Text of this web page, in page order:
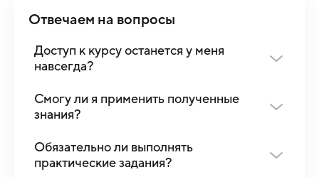
Отвечаем на вопросы
Доступ к курсу останется у меня
навсегда?
Смогу ли я применить полученные
знания?
Обязательно ли выполнять
практические задания?